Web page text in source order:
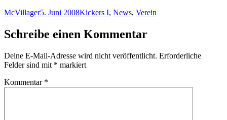
Autor
McVillagerVeröffentlicht
5. Juni 2008Kategorien
Kickers I, News, Verein
Schreibe einen Kommentar
Deine E-Mail-Adresse wird nicht veröffentlicht. Erforderliche
Felder sind mit * markiert
Kommentar *